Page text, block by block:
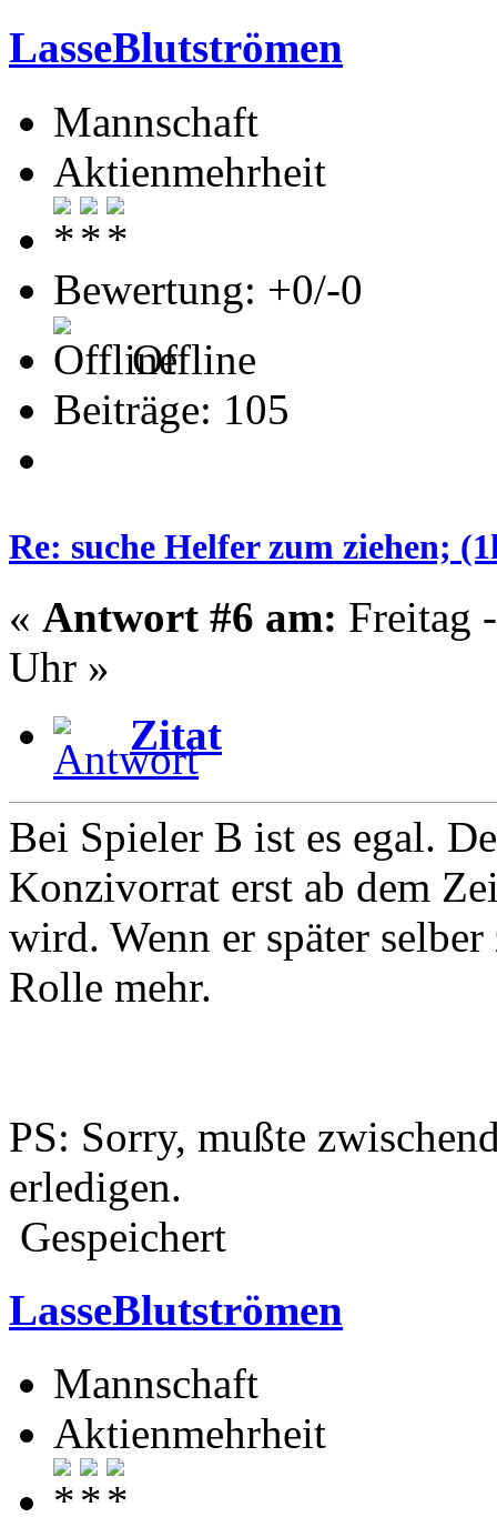
LasseBlutströmen
Mannschaft
Aktienmehrheit
Bewertung: +0/-0
Offline
Beiträge: 105
Re: suche Helfer zum ziehen;
« Antwort #6 am: Freitag
Uhr »
Zitat
Bei Spieler B ist es egal.
Konzivorrat erst ab dem
wird. Wenn er später
Rolle mehr.
PS: Sorry, mußte
erledigen.
Gespeichert
LasseBlutströmen
Mannschaft
Aktienmehrheit